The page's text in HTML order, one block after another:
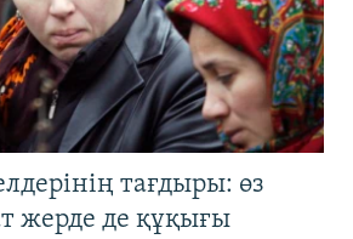
тағдыры: өз
жерде де құқығы